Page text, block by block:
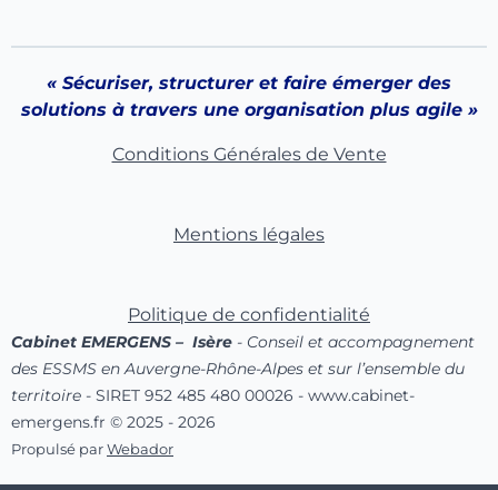
« Sécuriser, structurer et faire émerger des
solutions à travers une organisation plus agile »
Conditions Générales de Vente
Mentions légales
Politique de confidentialité
Cabinet EMERGENS – Isère - Conseil et accompagnement
des ESSMS en Auvergne-Rhône-Alpes et sur l’ensemble du
territoire - SIRET 952 485 480 00026 - www.cabinet-
emergens.fr © 2025 - 2026
Propulsé parWebador